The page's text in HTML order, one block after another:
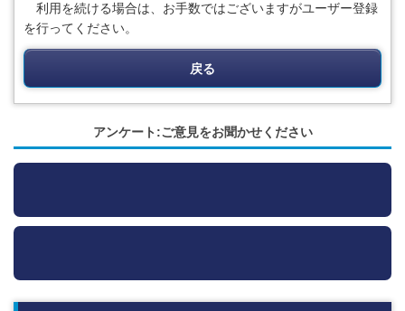
利用を続ける場合は、お手数ではございますがユーザー登録
を行ってください。
戻る
アンケート:ご意見をお聞かせください